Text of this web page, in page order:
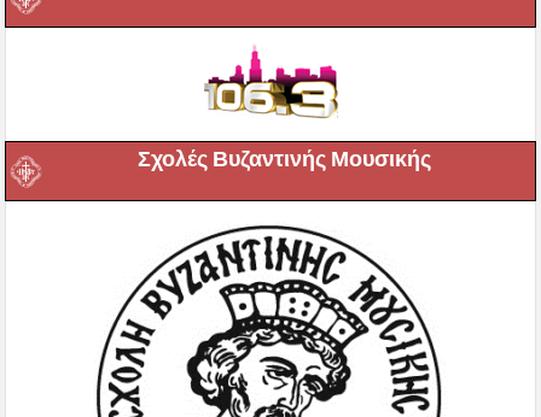
Σχολές Βυζαντινής Μουσικής